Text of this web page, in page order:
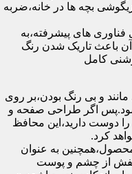
بچه ها در خانه،ضربه
های پیشرفته،به
باعث تاریک شدن رنگ
کامل
و بی رنگ بودن،بر روی
اگر طراحی صفحه و
دوست دارید،این محافظ
کرد.
به عنوان
اشعه ماوراء بنفش از چشم و پوست